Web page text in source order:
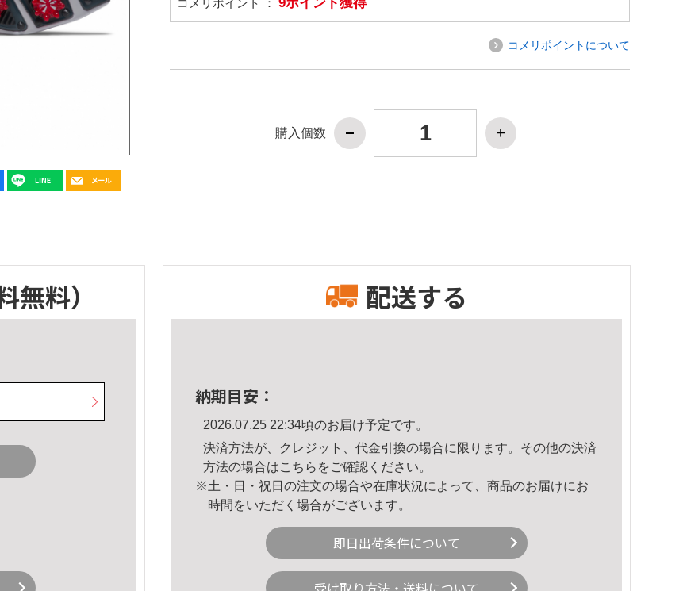
コメリポイントについて
購入個数
無料） 配送する
納期目安：
2026.07.25 22:34頃のお届け予定です。
決済方法が、クレジット、代金引換の場合に限ります。その他の決済
方法の場合はこちら をご確認ください。
※土・日・祝日の注文の場合や在庫状況によって、商品のお届けにお
時間をいただく場合がございます。
即日出荷条件について